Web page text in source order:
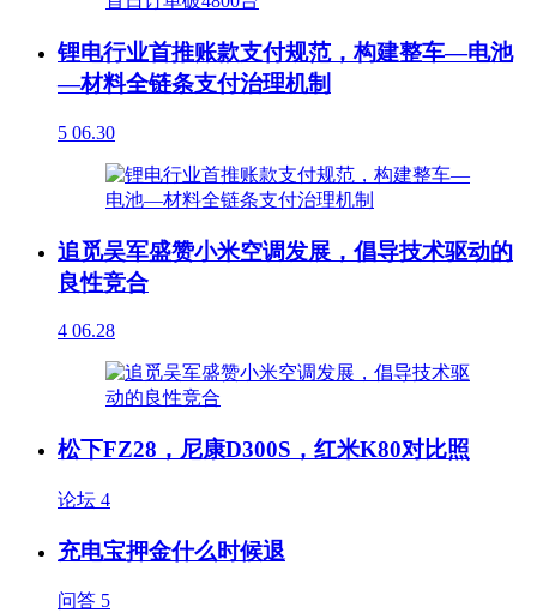
锂电行业首推账款支付规范，构建整车—电池
—材料全链条支付治理机制
5 06.30
追觅吴军盛赞小米空调发展，倡导技术驱动的
良性竞合
4 06.28
松下FZ28，尼康D300S，红米K80对比照
论坛 4
充电宝押金什么时候退
问答 5